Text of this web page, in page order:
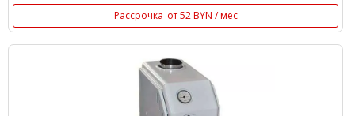
Рассрочка от 52 BYN / мес